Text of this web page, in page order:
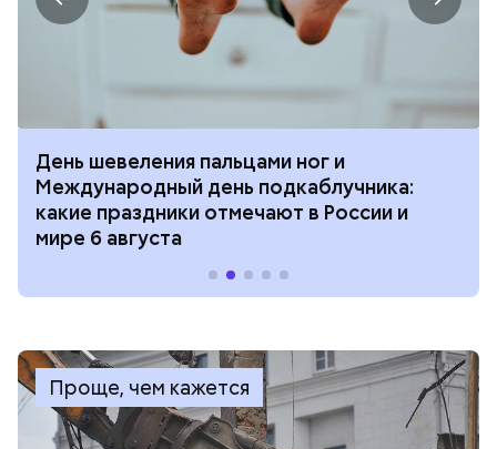
День шевеления пальцами ног и
Международный день подкаблучника:
какие праздники отмечают в России и
мире 6 августа
Проще, чем кажется